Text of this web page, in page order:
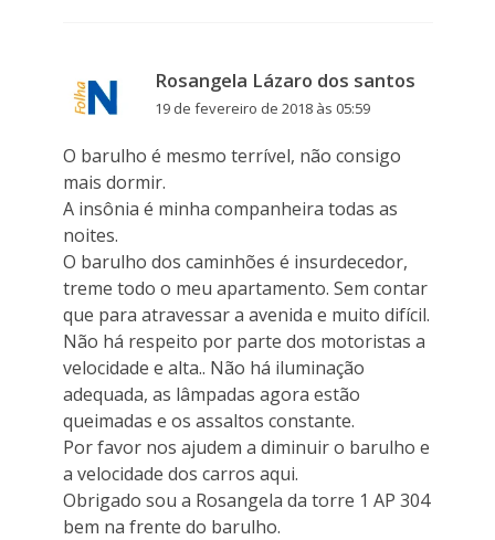
Rosangela Lázaro dos santos
19 de fevereiro de 2018 às 05:59
O barulho é mesmo terrível, não consigo
mais dormir.
A insônia é minha companheira todas as
noites.
O barulho dos caminhões é insurdecedor,
treme todo o meu apartamento. Sem contar
que para atravessar a avenida e muito difícil.
Não há respeito por parte dos motoristas a
velocidade e alta.. Não há iluminação
adequada, as lâmpadas agora estão
queimadas e os assaltos constante.
Por favor nos ajudem a diminuir o barulho e
a velocidade dos carros aqui.
Obrigado sou a Rosangela da torre 1 AP 304
bem na frente do barulho.